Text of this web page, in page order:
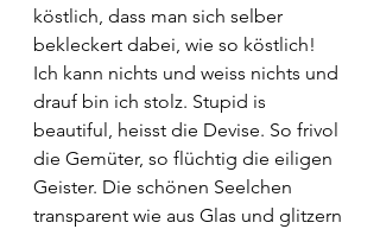
köstlich, dass man sich selber
bekleckert dabei, wie so köstlich!
Ich kann nichts und weiss nichts und
drauf bin ich stolz. Stupid is
beautiful, heisst die Devise. So frivol
die Gemüter, so flüchtig die eiligen
Geister. Die schönen Seelchen
transparent wie aus Glas und glitzern